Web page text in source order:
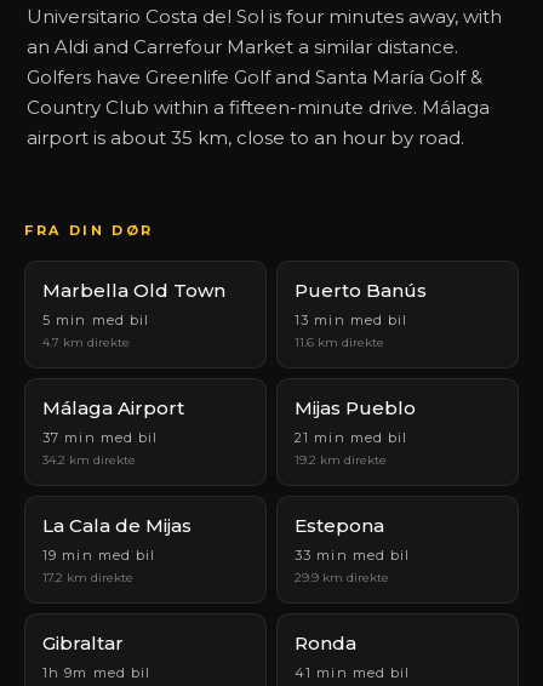
Universitario Costa del Sol is four minutes away, with
an Aldi and Carrefour Market a similar distance.
Golfers have Greenlife Golf and Santa María Golf &
Country Club within a fifteen-minute drive. Málaga
airport is about 35 km, close to an hour by road.
FRA DIN DØR
Marbella Old Town
5 min med bil
4.7 km direkte
Puerto Banús
13 min med bil
11.6 km direkte
Málaga Airport
37 min med bil
34.2 km direkte
Mijas Pueblo
21 min med bil
19.2 km direkte
La Cala de Mijas
19 min med bil
17.2 km direkte
Estepona
33 min med bil
29.9 km direkte
Gibraltar
1h 9m med bil
Ronda
41 min med bil